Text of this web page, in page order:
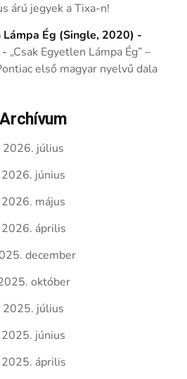
árú jegyek a Tixa-n!
Lámpa Ég (Single, 2020) -
- „Csak Egyetlen Lámpa Ég” –
első magyar nyelvű dala
Archívum
2026. július
2026. június
2026. május
2026. április
december
október
2025. július
2025. június
2025. április